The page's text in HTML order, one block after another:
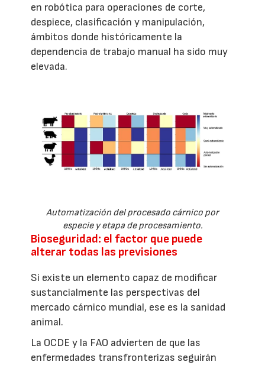
en robótica para operaciones de corte,
despiece, clasificación y manipulación,
ámbitos donde históricamente la
dependencia de trabajo manual ha sido muy
elevada.
Automatización del procesado cárnico por
especie y etapa de procesamiento.
Bioseguridad: el factor que puede
alterar todas las previsiones
Si existe un elemento capaz de modificar
sustancialmente las perspectivas del
mercado cárnico mundial, ese es la sanidad
animal.
La OCDE y la FAO advierten de que las
enfermedades transfronterizas seguirán